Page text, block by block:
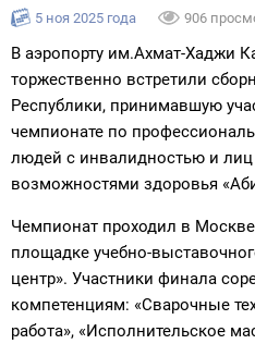
5 ноя 2025 года 906
В аэропорту им.Ахмат-Хаджи
торжественно встретили
Республики, принимавшую
чемпионате по
людей с инвалидностью и
возможностями здоровья
Чемпионат проходил в
площадке учебно-
центр». Участники финала
компетенциям: «Сварочные
работа», «Исполнительское